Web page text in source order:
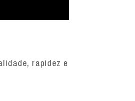
rapidez e